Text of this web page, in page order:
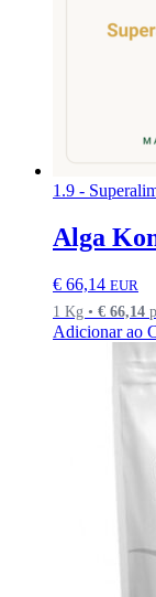
1.9 -
Alga
€ 66,14 EUR
1 Kg • € 66,14
Adicionar ao